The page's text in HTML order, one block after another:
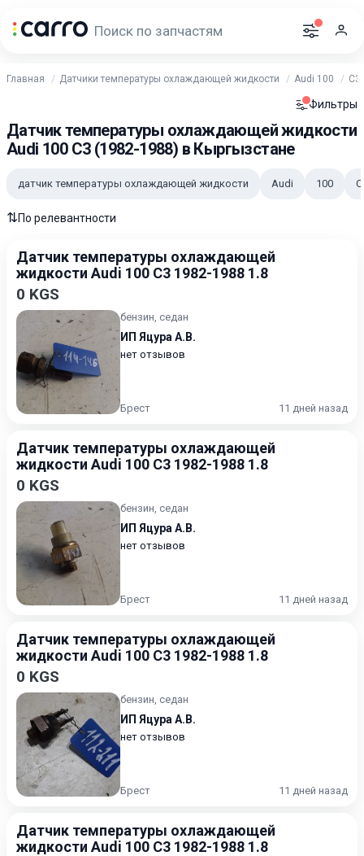
Главная Датчики температуры охлаждающей жидкости Audi 100 С3
Фильтры
Датчик температуры охлаждающей жидкости
Audi 100 С3 (1982-1988) в Кыргызстане
датчик температуры охлаждающей жидкости Audi 100
⇅По релевантности
Датчик температуры охлаждающей
жидкости Audi 100 C3 1982-1988 1.8
0 KGS
бензин, седан
ИП Яцура А.В.
нет отзывов
Брест 11 дней назад
Датчик температуры охлаждающей
жидкости Audi 100 C3 1982-1988 1.8
0 KGS
бензин, седан
ИП Яцура А.В.
нет отзывов
Брест 11 дней назад
Датчик температуры охлаждающей
жидкости Audi 100 C3 1982-1988 1.8
0 KGS
бензин, седан
ИП Яцура А.В.
нет отзывов
Брест 11 дней назад
Датчик температуры охлаждающей
жидкости Audi 100 C3 1982-1988 1.8